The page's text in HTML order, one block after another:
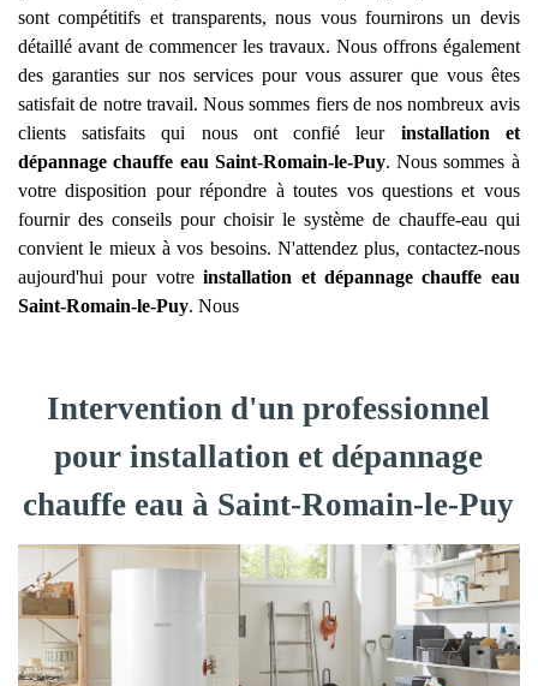
sont compétitifs et transparents, nous vous fournirons un devis
détaillé avant de commencer les travaux. Nous offrons également
des garanties sur nos services pour vous assurer que vous êtes
satisfait de notre travail. Nous sommes fiers de nos nombreux avis
clients satisfaits qui nous ont confié leur installation et
dépannage chauffe eau Saint-Romain-le-Puy. Nous sommes à
votre disposition pour répondre à toutes vos questions et vous
fournir des conseils pour choisir le système de chauffe-eau qui
convient le mieux à vos besoins. N'attendez plus, contactez-nous
aujourd'hui pour votreinstallation et dépannage chauffe eau
Saint-Romain-le-Puy. Nous
Intervention d'un professionnel
pour installation et dépannage
chauffe eau à Saint-Romain-le-Puy